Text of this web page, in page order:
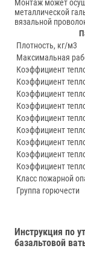
Монтаж может
металлической
вязальной
Плотность, кг/м3
Максимальная
Коэффициент
Коэффициент
Коэффициент
Коэффициент
Коэффициент
Коэффициент
Коэффициент
Коэффициент
Коэффициент
Класс пожарной
Группа горючести
Инструкция по
базальтовой